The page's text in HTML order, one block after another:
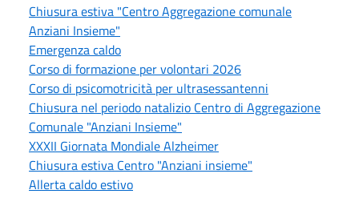
Chiusura estiva "Centro Aggregazione comunale
Anziani Insieme"
Emergenza caldo
Corso di formazione per volontari 2026
Corso di psicomotricità per ultrasessantenni
Chiusura nel periodo natalizio Centro di Aggregazione
Comunale "Anziani Insieme"
XXXII Giornata Mondiale Alzheimer
Chiusura estiva Centro "Anziani insieme"
Allerta caldo estivo